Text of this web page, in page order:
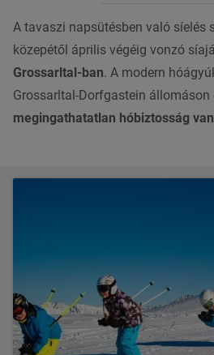
A tavaszi napsütésben való síelés
közepétől április végéig vonzó
Grossarltal-ban. A modern
Grossarltal-Dorfgastein állomáson
megingathatatlan hóbiztosság van